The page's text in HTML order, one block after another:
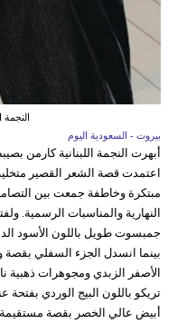
النجمة
بيروت - السعودية اليوم
أبهرت النجمة اللبنانية كارمن
اعتمدت قصة الشعر القصير
مبتكرة وخاطفة جمعت بين
النهارية والمناسبات الرسمية.
جمبسوت طويل باللون الأسود
بينما انسدل الجزء السفلي
الأصفر الزبدي ومجوهرات ذهبية
تريكو باللون البيج الوردي
أبيض عالي الخصر بقصة مستقيمة